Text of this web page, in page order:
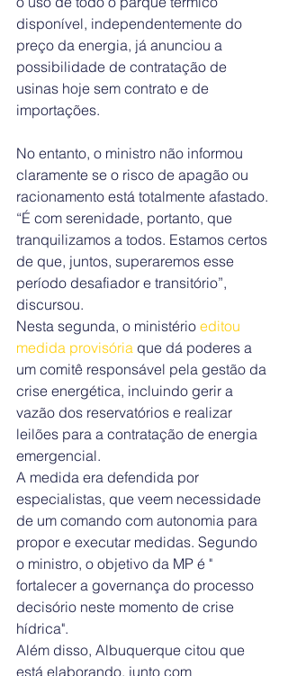
disponível, independentemente do
preço da energia, já anunciou a
possibilidade de contratação de
usinas hoje sem contrato e de
importações.
No entanto, o ministro não informou
claramente se o risco de apagão ou
racionamento está totalmente afastado.
“É com serenidade, portanto, que
tranquilizamos a todos. Estamos certos
de que, juntos, superaremos esse
período desafiador e transitório”,
discursou.
Nesta segunda, o ministério editou
medida provisória que dá poderes a
um comitê responsável pela gestão da
crise energética, incluindo gerir a
vazão dos reservatórios e realizar
leilões para a contratação de energia
emergencial.
A medida era defendida por
especialistas, que veem necessidade
de um comando com autonomia para
propor e executar medidas. Segundo
o ministro, o objetivo da MP é "
fortalecer a governança do processo
decisório neste momento de crise
hídrica".
Além disso, Albuquerque citou que
está elaborando, junto com